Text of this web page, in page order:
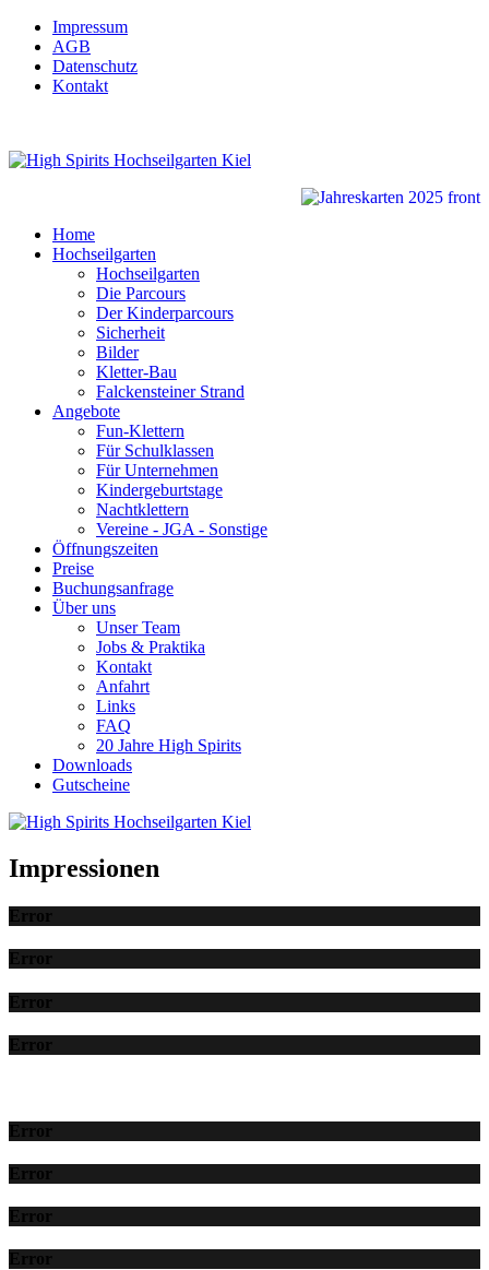
Impressum
AGB
Datenschutz
Kontakt
Home
Hochseilgarten
Hochseilgarten
Die Parcours
Der Kinderparcours
Sicherheit
Bilder
Kletter-Bau
Falckensteiner Strand
Angebote
Fun-Klettern
Für Schulklassen
Für Unternehmen
Kindergeburtstage
Nachtklettern
Vereine - JGA - Sonstige
Öffnungszeiten
Preise
Buchungsanfrage
Über uns
Unser Team
Jobs & Praktika
Kontakt
Anfahrt
Links
FAQ
20 Jahre High Spirits
Downloads
Gutscheine
Impressionen
Error
Error
Error
Error
Error
Error
Error
Error